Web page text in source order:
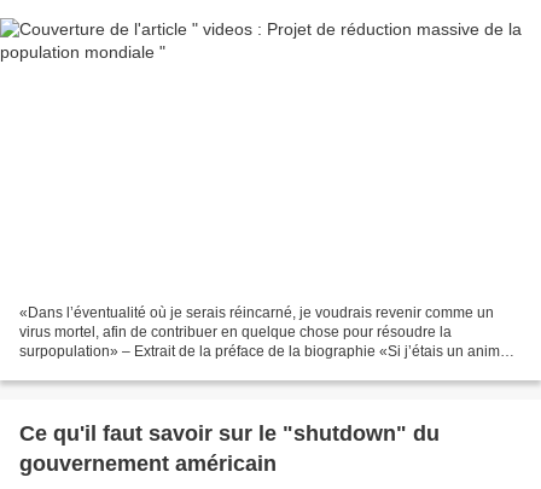
«Dans l’éventualité où je serais réincarné, je voudrais revenir comme un
virus mortel, afin de contribuer en quelque chose pour résoudre la
surpopulation» – Extrait de la préface de la biographie «Si j’étais un animal»
Ce qu'il faut savoir sur le "shutdown" du
gouvernement américain